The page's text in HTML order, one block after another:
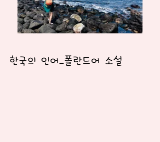
한국의 인어_폴란드어 소설